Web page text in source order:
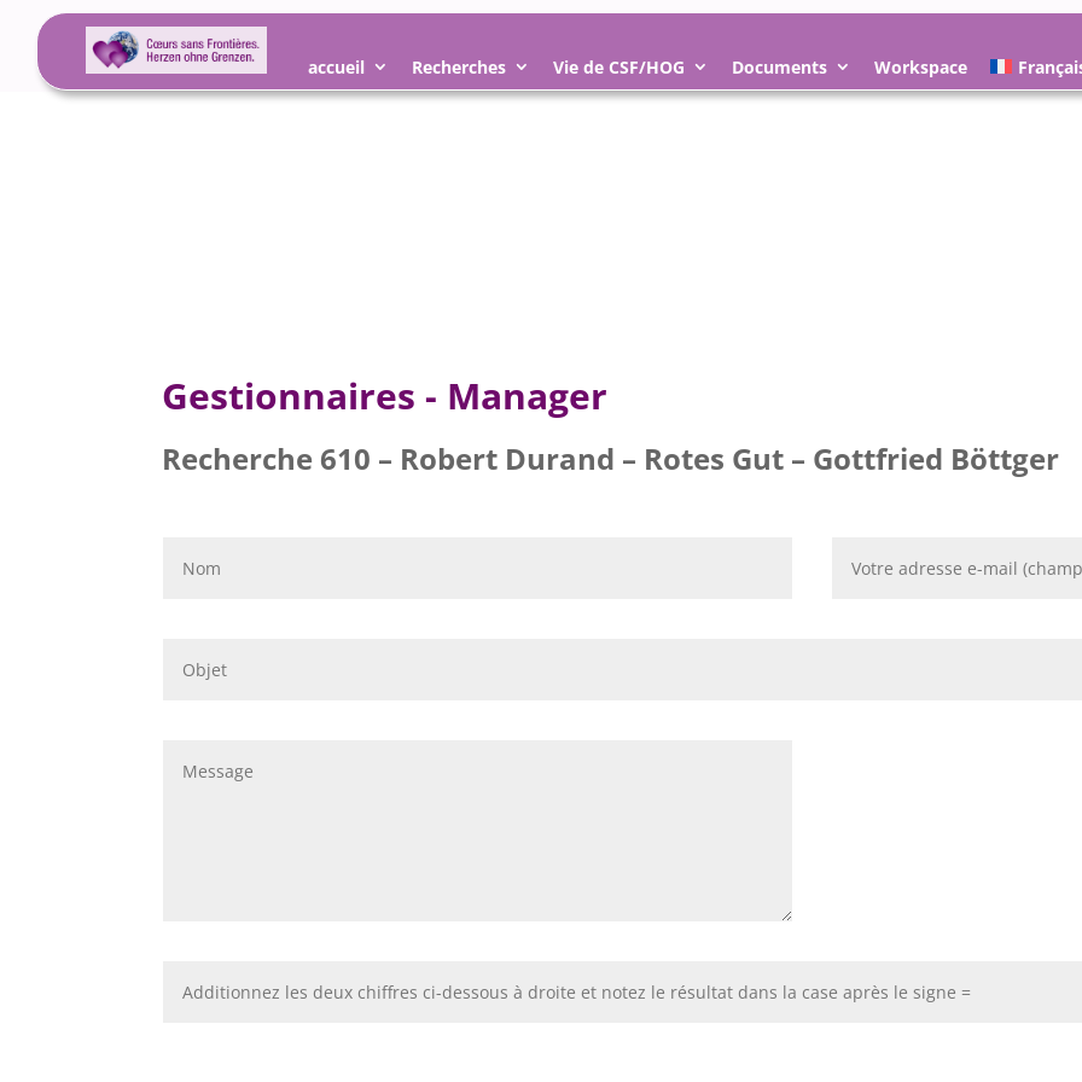
accueil Recherches Vie de CSF/HOG Documents Workspace
Gestionnaires - Manager
Recherche 610 – Robert Durand – Rotes Gut – Gottfried Böttger